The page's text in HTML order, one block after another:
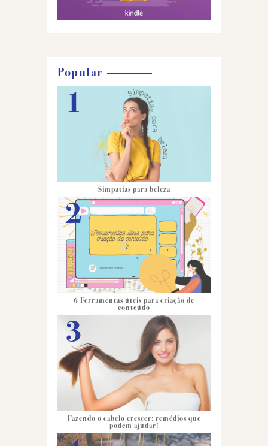
Popular
Simpatias para beleza
6 Ferramentas úteis para criação de
conteúdo
Fazendo o cabelo crescer: remédios que
podem ajudar!